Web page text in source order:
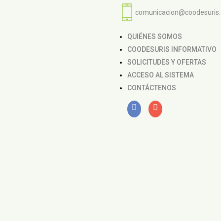
QUIÉNES SOMOS
COODESURIS INFORMATIVO
SOLICITUDES Y OFERTAS
ACCESO AL SISTEMA
CONTÁCTENOS